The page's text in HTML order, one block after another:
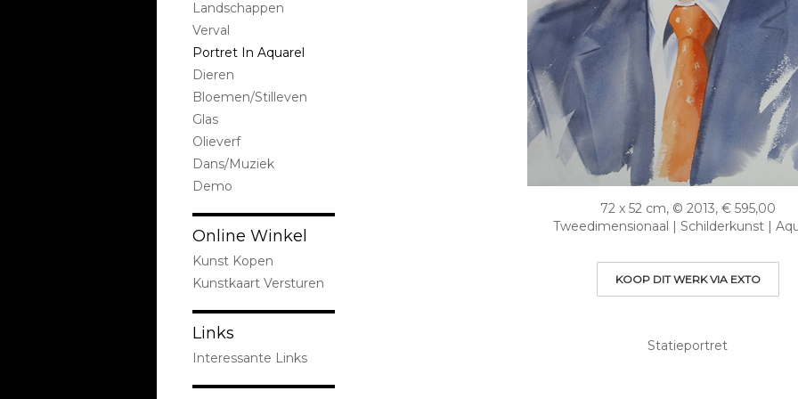
72 x 52 cm, © 2013, € 595,00
Tweedimensionaal | Schilderkunst |
KOOP DIT WERK VIA EXTO
Statieportret
Landschappen
Verval
Portret In Aquarel
Dieren
Bloemen/stilleven
Glas
Olieverf
Dans/Muziek
Demo
Online Winkel
Kunst Kopen
Kunstkaart Versturen
Links
Interessante Links